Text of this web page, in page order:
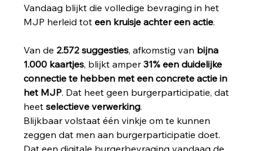
Vandaag blijkt die volledige bevraging in het
MJP herleid tot een kruisje achter een actie.
Van de 2.572 suggesties, afkomstig van bijna
1.000 kaartjes, blijkt amper 31% een duidelijke
connectie te hebben met een concrete actie in
het MJP. Dat heet geen burgerparticipatie, dat
heet selectieve verwerking.
Blijkbaar volstaat één vinkje om te kunnen
zeggen dat men aan burgerparticipatie doet.
Dat een digitale burgerbevraging vandaag de